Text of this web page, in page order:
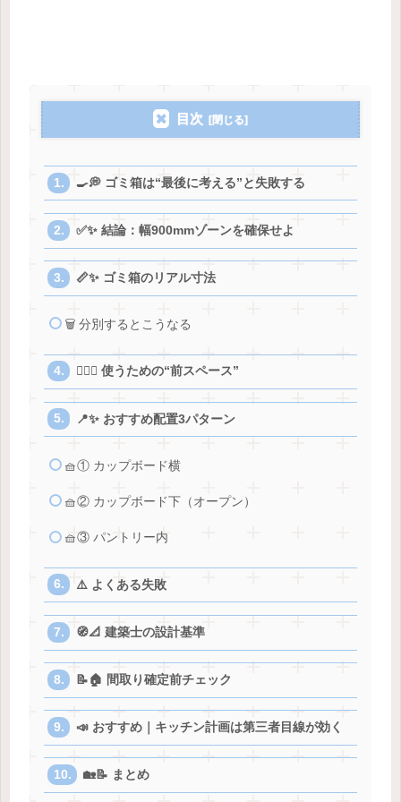
目次
🍳💭 ゴミ箱は“最後に考える”と失敗する
✅✨ 結論：幅900mmゾーンを確保せよ
📏✨ ゴミ箱のリアル寸法
🗑️ 分別するとこうなる
🚶‍♀️✨ 使うための“前スペース”
📍✨ おすすめ配置3パターン
🧺① カップボード横
🧺② カップボード下（オープン）
🧺③ パントリー内
⚠️ よくある失敗
🧭📐 建築士の設計基準
📝🏠 間取り確定前チェック
📣 おすすめ｜キッチン計画は第三者目線が効く
🏡📝 まとめ